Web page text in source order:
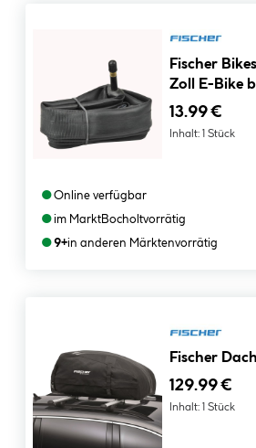
Fischer
Zoll E-Bike
13.99 €
Inhalt: 1 Stück
●Online verfügbar
●im MarktBocholtvorrätig
●9+in anderen Märktenvorrätig
129.99 €
Inhalt: 1 Stück